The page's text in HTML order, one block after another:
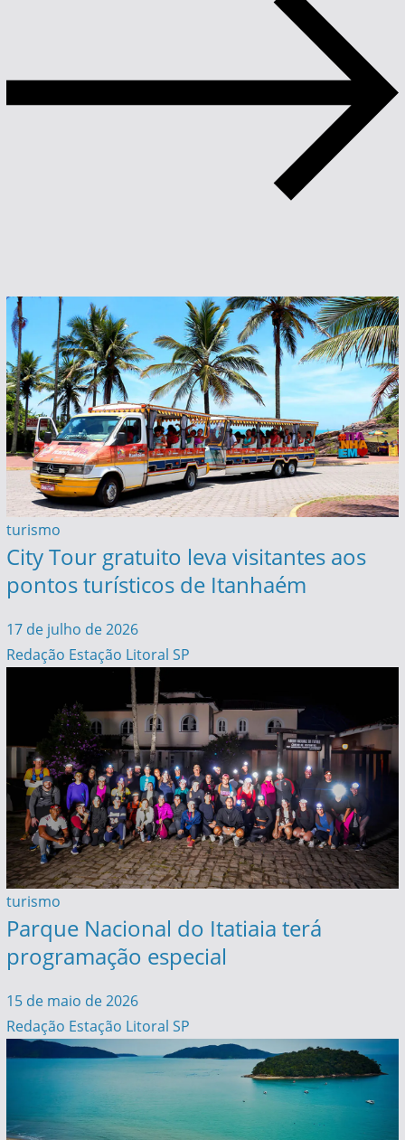
turismo
City Tour gratuito leva visitantes aos
pontos turísticos de Itanhaém
17 de julho de 2026
Redação Estação Litoral SP
turismo
Parque Nacional do Itatiaia terá
programação especial
15 de maio de 2026
Redação Estação Litoral SP